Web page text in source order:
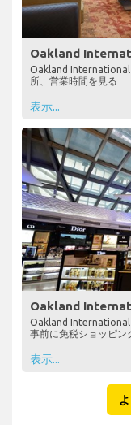
Oakland
Oakland International
所、営業時間を見る
表示...
Oakland
Oakland International
事前に免税ショッピン
表示...